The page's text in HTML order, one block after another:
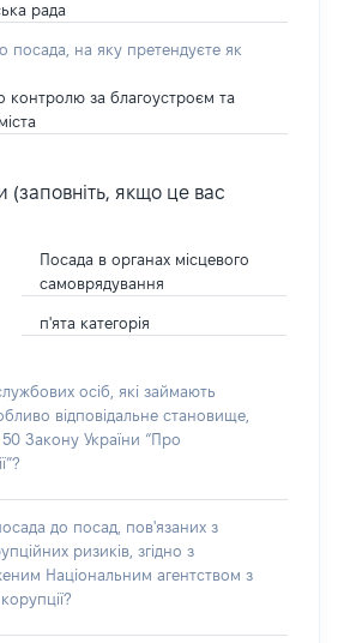
рада
посада, на яку претендуєте як
контролю за благоустроєм та
(заповніть, якщо це вас
Посада в органах місцевого
самоврядування
п'ята категорія
осіб, які займають
відповідальне становище,
50 Закону України “Про
до посад, пов'язаних з
ризиків, згідно з
Національним агентством з